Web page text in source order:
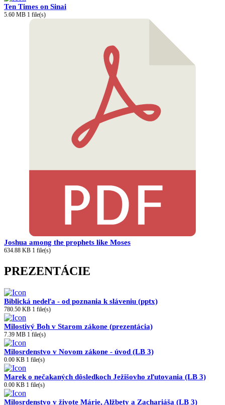
Ten Times on Sinai
5.60 MB 1 file(s)
Joshua among the prophets like Moses
634.88 KB 1 file(s)
PREZENTÁCIE
Biblická nedeľa - od poznania k sláveniu (pptx)
780.50 KB 1 file(s)
Milostivý Boh v Starom zákone (prezentácia)
7.39 MB 1 file(s)
Milosrdenstvo v Novom zákone - úvod (LB 3)
0.00 KB 1 file(s)
Marek o nečakaných dôsledkoch Ježišovho zľutovania (LB 3)
0.00 KB 1 file(s)
Milosrdenstvo v živote Márie, Alžbety a Zachariáša (LB 3)